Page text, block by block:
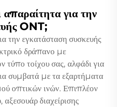
απαραίτητα για την
ONT;
την εγκατάσταση συσκευής
δράπανο με
τύπο τοίχου σας, αλφάδι για
συμβατά με τα εξαρτήματα
οπτικών ινών. Επιπλέον
διαχείρισης